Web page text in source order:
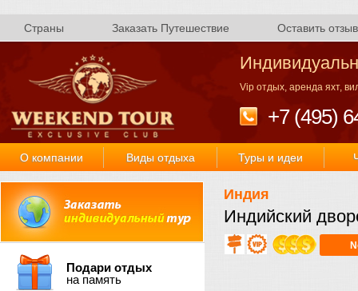
Страны Заказать Путешествие Оставить отзыв
Vip отдых, аренда яхт,
+7 (495)
О компании Виды отдыха Туры и идеи
Подари отдых
на память
Индия
Индийский